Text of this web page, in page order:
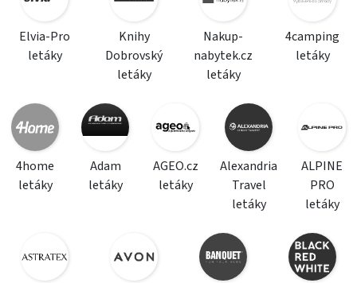
Elvia-Pro
letáky
Knihy
Dobrovský
letáky
Nakup-
nabytek.cz
letáky
4camping
letáky
4home
letáky
Adam
letáky
AGEO.cz
letáky
Alexandria
Travel
letáky
ALPINE
PRO
letáky